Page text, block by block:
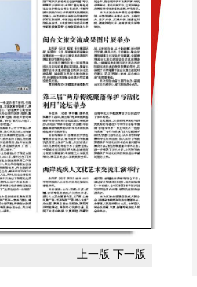
上一版 下一版